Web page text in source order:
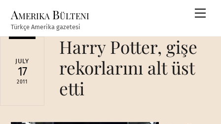
content
Amerika Bülteni
Türkçe Amerika gazetesi
JULY
17
2011
Harry Potter, gişe
rekorlarını alt üst
etti